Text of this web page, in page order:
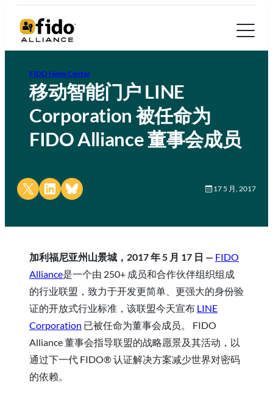
FIDO News Center
移动智能门户 LINE
Corporation 被任命为
FIDO Alliance 董事会成员
Share on X Share on LinkedIn
Share on Bluesky 17 5 月, 2017
加利福尼亚州山景城，2017 年 5 月 17 日 — FIDO
Alliance是一个由 250+ 成员和合作伙伴组织组成
的行业联盟，致力于开发更简单、更强大的身份验
证的开放式行业标准，该联盟今天宣布 LINE
Corporation 已被任命为董事会成员。 FIDO
Alliance 董事会指导联盟的战略愿景及其活动，以
通过下一代 FIDO® 认证解决方案减少世界对密码
的依赖。